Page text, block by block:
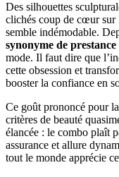
Des silhouettes
clichés coup de cœur sur
semble indémodable.
synonyme de prestance
mode. Il faut dire que
cette obsession et
booster la confiance en
Ce goût prononcé pour
critères de beauté
élancée : le combo plaît
assurance et allure
tout le monde apprécie